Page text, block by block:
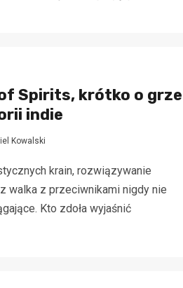
Spirits, krótko o grze
indie
Kowalski
krain, rozwiązywanie
walka z przeciwnikami nigdy nie
Kto zdoła wyjaśnić